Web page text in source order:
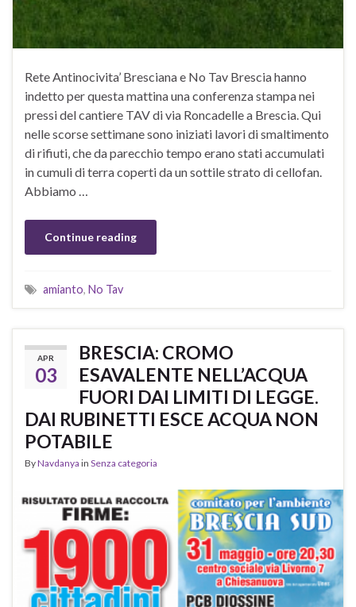
Rete Antinocivita’ Bresciana e No Tav Brescia hanno
indetto per questa mattina una conferenza stampa nei
pressi del cantiere TAV di via Roncadelle a Brescia. Qui
nelle scorse settimane sono iniziati lavori di smaltimento
di rifiuti, che da parecchio tempo erano stati accumulati
in cumuli di terra coperti da un sottile strato di cellofan.
Abbiamo …
Continue reading
amianto, No Tav
APR
03
BRESCIA: CROMO
ESAVALENTE NELL’ACQUA
FUORI DAI LIMITI DI LEGGE.
DAI RUBINETTI ESCE ACQUA NON
POTABILE
ByNavdanya in Senza categoria